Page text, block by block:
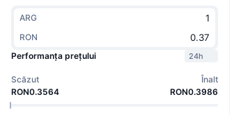
ARG
RON
Performanța prețului
24h
Scăzut
RON0.3564
Înalt
RON0.3986